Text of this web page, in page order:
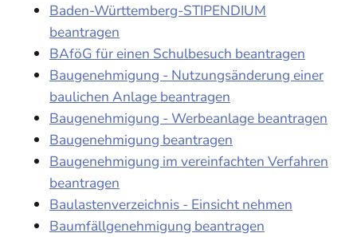
Baden-Württemberg-STIPENDIUM
beantragen
BAföG für einen Schulbesuch beantragen
Baugenehmigung - Nutzungsänderung einer
baulichen Anlage beantragen
Baugenehmigung - Werbeanlage beantragen
Baugenehmigung beantragen
Baugenehmigung im vereinfachten Verfahren
beantragen
Baulastenverzeichnis - Einsicht nehmen
Baumfällgenehmigung beantragen